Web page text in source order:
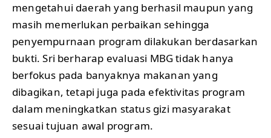
mengetahui daerah yang berhasil maupun yang
masih memerlukan perbaikan sehingga
penyempurnaan program dilakukan berdasarkan
bukti. Sri berharap evaluasi MBG tidak hanya
berfokus pada banyaknya makanan yang
dibagikan, tetapi juga pada efektivitas program
dalam meningkatkan status gizi masyarakat
sesuai tujuan awal program.